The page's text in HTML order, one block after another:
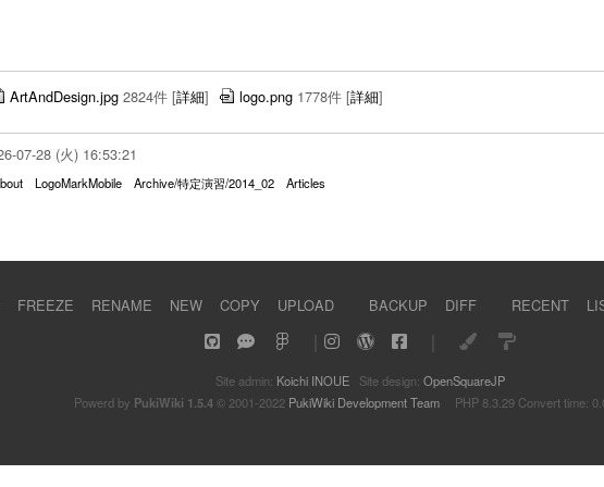
ArtAndDesign.jpg 2824件 [詳細] logo.png 1778件 [詳細]
07-28 (火) 16:53:21
LogoMarkMobile Archive/特定演習/2014_02 Articles
FREEZE RENAME NEW COPY UPLOAD BACKUP DIFF RECENT
Site admin: Koichi INOUE Site design: OpenSquareJP
Powerd by PukiWiki 1.5.4© 2001-2022 PukiWiki Development TeamPHP 8.3.29 Convert time: